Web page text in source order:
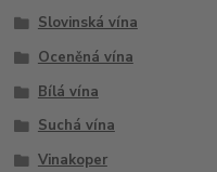
Slovinská vína
Oceněná vína
Bílá vína
Suchá vína
Vinakoper